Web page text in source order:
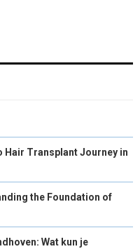
Hair Transplant Journey in
the Foundation of
Wat kun je